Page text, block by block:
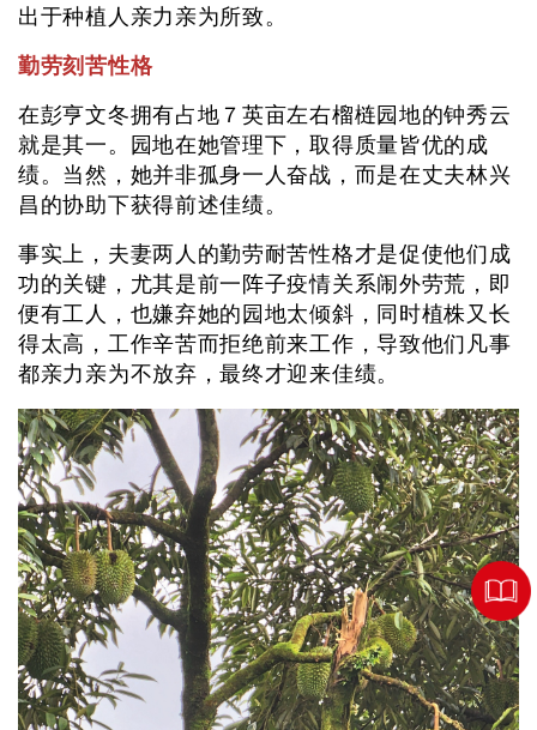
出于种植人亲力亲为所致。
勤劳刻苦性格
在彭亨文冬拥有占地７英亩左右榴梿园地的钟秀云
就是其一。园地在她管理下，取得质量皆优的成
绩。当然，她并非孤身一人奋战，而是在丈夫林兴
昌的协助下获得前述佳绩。
事实上，夫妻两人的勤劳耐苦性格才是促使他们成
功的关键，尤其是前一阵子疫情关系闹外劳荒，即
便有工人，也嫌弃她的园地太倾斜，同时植株又长
得太高，工作辛苦而拒绝前来工作，导致他们凡事
都亲力亲为不放弃，最终才迎来佳绩。